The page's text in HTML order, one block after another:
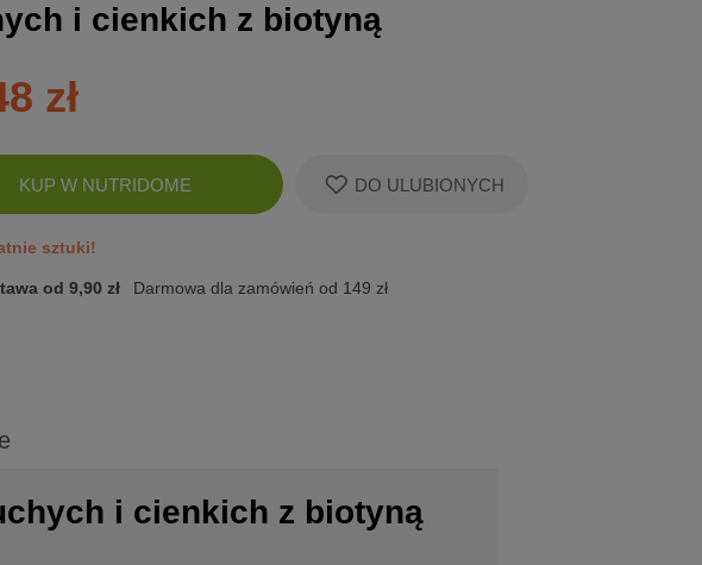
i cienkich z biotyną
zł
Zobacz
koszyk
KUP W NUTRIDOME DO ULUBIONYCH
sztuki!
od 9,90 zł Darmowa dla zamówień od 149 zł
i cienkich z biotyną